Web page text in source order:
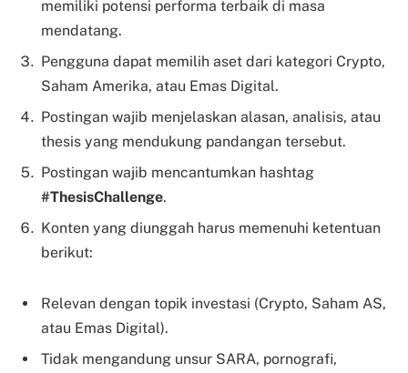
memiliki potensi performa terbaik di masa
mendatang.
Pengguna dapat memilih aset dari kategori Crypto,
Saham Amerika, atau Emas Digital.
Postingan wajib menjelaskan alasan, analisis, atau
thesis yang mendukung pandangan tersebut.
Postingan wajib mencantumkan hashtag
#ThesisChallenge.
Konten yang diunggah harus memenuhi ketentuan
berikut:
Relevan dengan topik investasi (Crypto, Saham AS,
atau Emas Digital).
Tidak mengandung unsur SARA, pornografi,